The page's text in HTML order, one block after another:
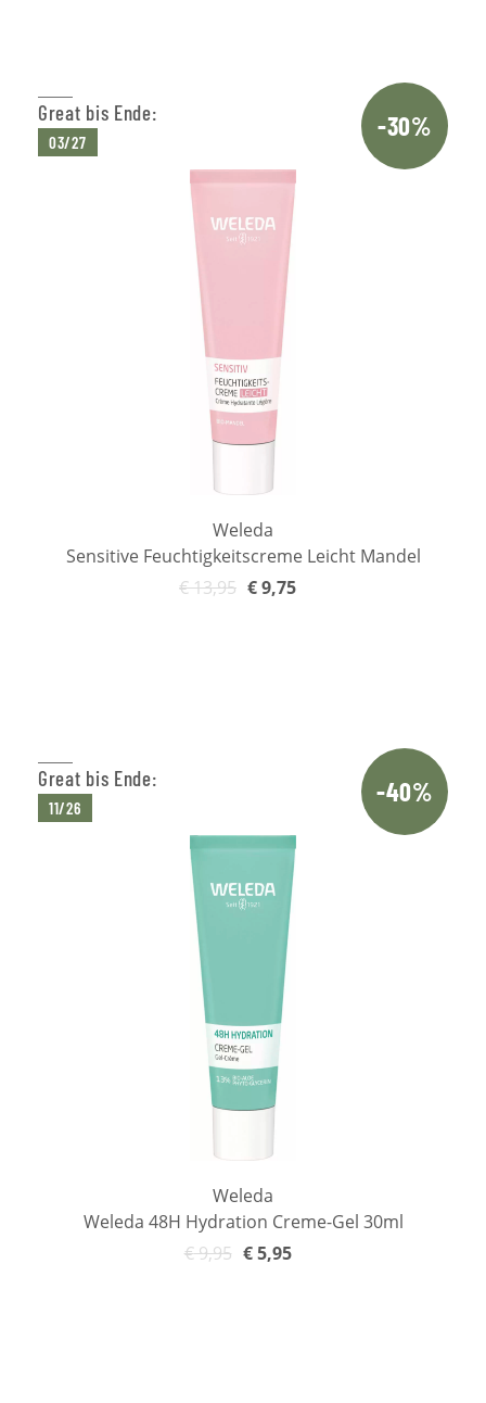
Great bis Ende:
03/27
-30%
Weleda
Sensitive Feuchtigkeitscreme Leicht Mandel
€13,95 €9,75
Great bis Ende:
11/26
-40%
Weleda
Weleda 48H Hydration Creme-Gel 30ml
€9,95 €5,95